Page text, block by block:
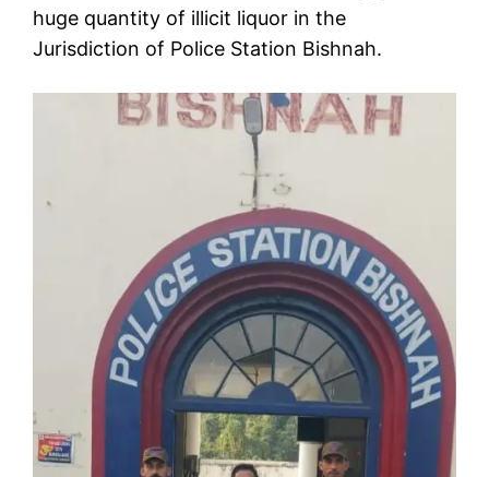
huge quantity of illicit liquor in the
Jurisdiction of Police Station Bishnah.